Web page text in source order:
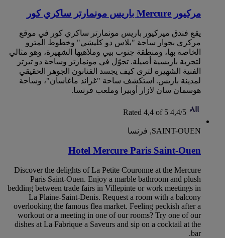
مركيور Mercure باريس مونمارتر ساكري كور
يقع فندق ميركيور باريس مونمارتر ساكري كور في موقع
مركزي بجوار ساحة "بلاس دو كليشي" وخطوط المترو
الخاصة بها، ومنطقة جنوب بيي وملاهيها الشهيرة، وهو مثالي
لتجربة باريسية أصيلة. تجوّل في مونمارتر وساحة دو تيرتر
الفنية الشهيرة لترى كيف يجسد الفنانون الجوهر الحقيقي
لمدينة باريس. استكشف ساحة "غراند ماغاسان"، وساحة
هوسمان سان لازار أوبيرا وملعب فرنسا.
4,4/5
Rated 4,4 of 5
SAINT-OUEN, فرنسا
Hotel Mercure Paris Saint-Ouen
Discover the delights of La Petite Couronne at the Mercure
Paris Saint-Ouen. Enjoy a marble bathroom and plush
bedding between trade fairs in Villepinte or work meetings in
La Plaine-Saint-Denis. Request a room with a balcony
overlooking the famous flea market. Feeling peckish after a
workout or a meeting in one of our rooms? Try one of our
dishes at La Fabrique a Saveurs and sip on a cocktail at the
bar.